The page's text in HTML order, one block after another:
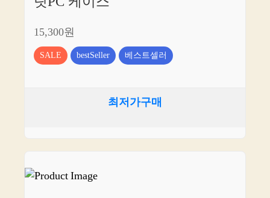
15,300원
SALE bestSeller 베스트셀러
최저가구매